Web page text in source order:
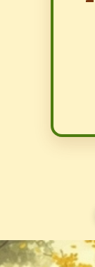
Đang mở